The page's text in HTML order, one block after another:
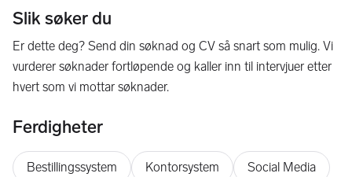
Slik søker du
Er dette deg? Send din søknad og CV så snart som mulig. Vi
vurderer søknader fortløpende og kaller inn til intervjuer etter
hvert som vi mottar søknader.
Ferdigheter
Bestillingssystem Kontorsystem Social Media